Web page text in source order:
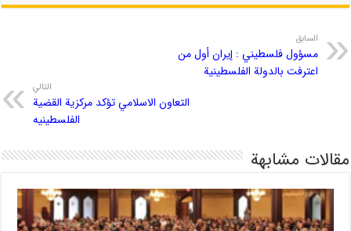
السابق
مسؤول فلسطيني : إیران أول من
اعترفت بالدولة الفلسطینیة
التالي
التعاون الاسلامي تؤكد مركزية القضية
الفلسطينیه
مقالات مشابهة